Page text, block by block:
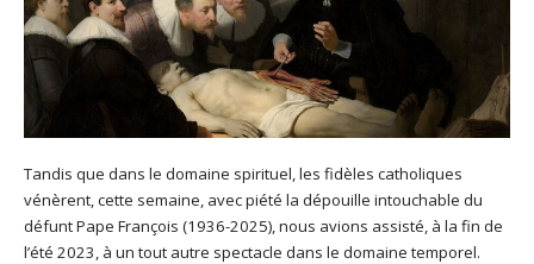
Tandis que dans le domaine spirituel, les fidèles catholiques
vénèrent, cette semaine, avec piété la dépouille intouchable du
défunt Pape François (1936-2025), nous avions assisté, à la fin de
l’été 2023, à un tout autre spectacle dans le domaine temporel.